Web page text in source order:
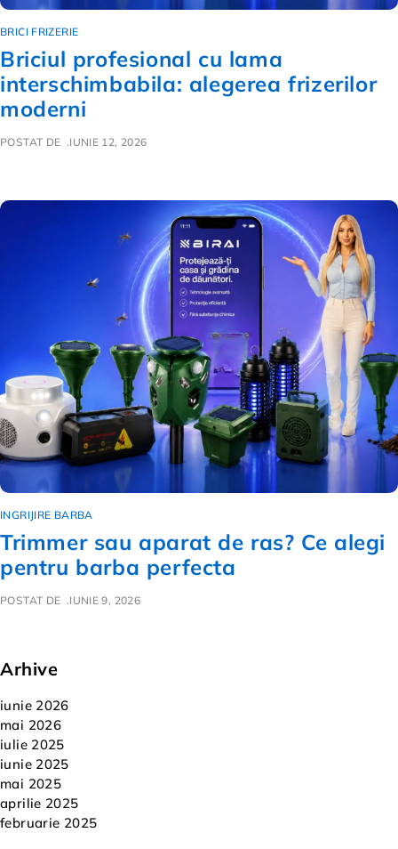
BRICI FRIZERIE
Briciul profesional cu lama
interschimbabila: alegerea frizerilor
moderni
POSTAT DE IUNIE 12, 2026
INGRIJIRE BARBA
Trimmer sau aparat de ras? Ce alegi
pentru barba perfecta
POSTAT DE IUNIE 9, 2026
Arhive
iunie 2026
mai 2026
iulie 2025
iunie 2025
mai 2025
aprilie 2025
februarie 2025